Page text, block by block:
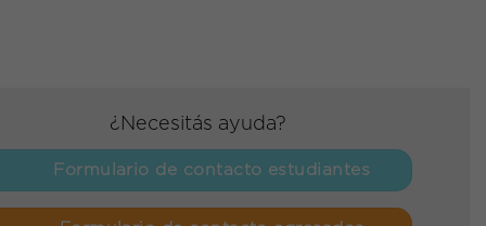
¿Necesitás ayuda?
Formulario de contacto estudiantes